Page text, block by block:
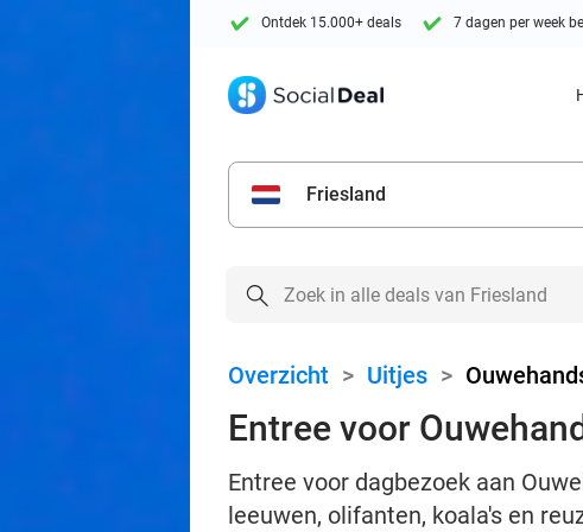
Ontdek 15.000+ deals 7 dagen per week
Friesland
Overzicht > Uitjes >
Entree voor
Entree voor dagbezoek aan
leeuwen, olifanten, koala's en